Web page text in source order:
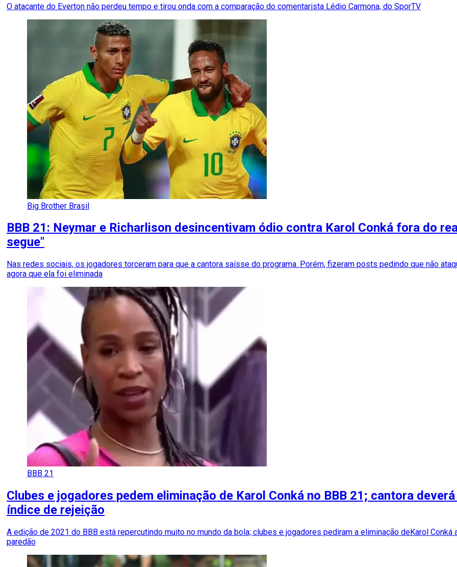
O atacante do Everton não perdeu tempo e tirou onda com a comparação do comentarista Lédio Carmona, do SporTV
Big Brother Brasil
BBB 21: Neymar e Richarlison desincentivam ódio contra Karol Conká fora do
segue"
Nas redes sociais, os jogadores torceram para que a cantora saísse do programa. Porém, fizeram posts pedindo que não
agora que ela foi eliminada
BBB 21
Clubes e jogadores pedem eliminação de Karol Conká no BBB 21; cantora
índice de rejeição
A edição de 2021 do BBB está repercutindo muito no mundo da bola; clubes e jogadores pediram a eliminação deKarol Conká
paredão